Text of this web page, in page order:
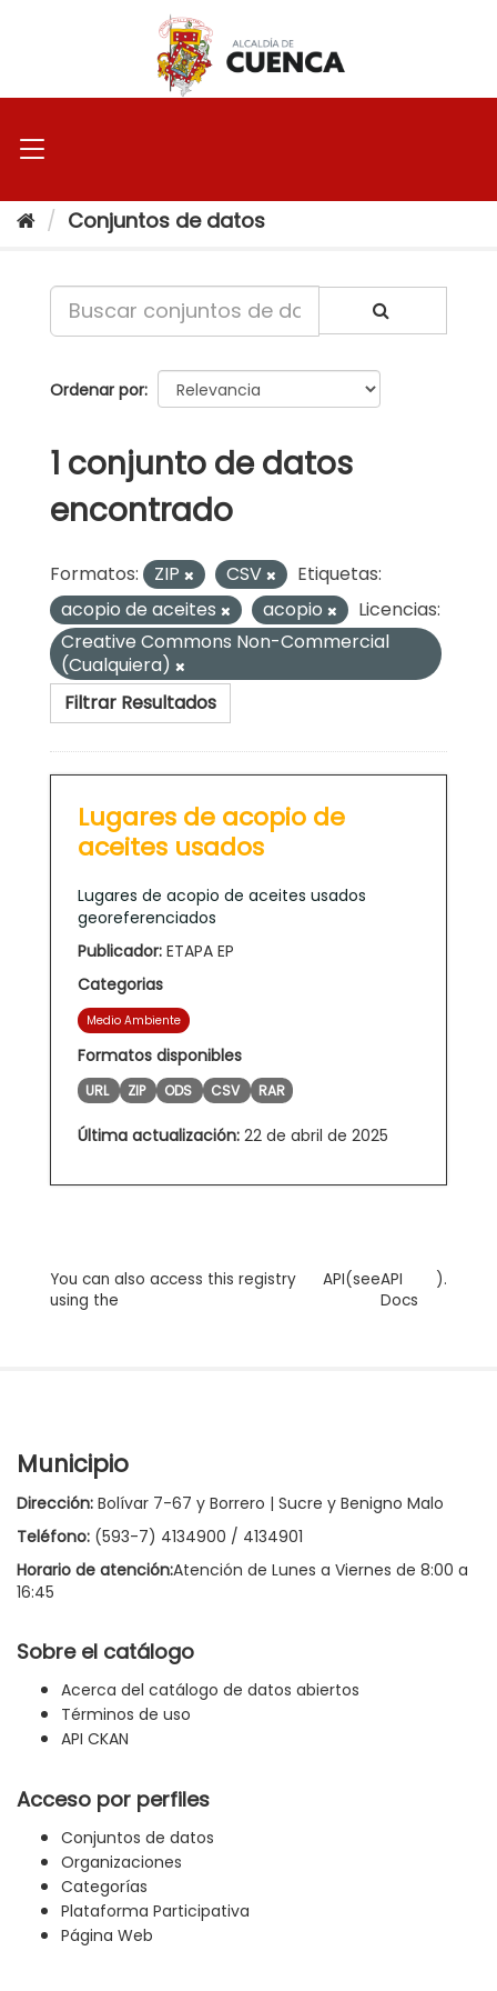
Conjuntos de datos
Ordenar por
1 conjunto de datos
encontrado
Formatos: ZIP CSV
Etiquetas:
acopio de aceites
acopio
Licencias:
Creative Commons Non-Commercial
(Cualquiera)
Filtrar Resultados
Lugares de acopio de
aceites usados
Lugares de acopio de aceites usados
georeferenciados
Publicador: ETAPA EP
Categorias
Medio Ambiente
Formatos disponibles
URL ZIP ODS CSV RAR
Última actualización: 22 de abril de 2025
You can also access this registry
using the
API(seeAPI
Docs
).
Municipio
Dirección: Bolívar 7-67 y Borrero | Sucre y Benigno Malo
Teléfono: (593-7) 4134900 / 4134901
Horario de atención:Atención de Lunes a Viernes de 8:00 a
16:45
Sobre el catálogo
Acerca del catálogo de datos abiertos
Términos de uso
API CKAN
Acceso por perfiles
Conjuntos de datos
Organizaciones
Categorías
Plataforma Participativa
Página Web